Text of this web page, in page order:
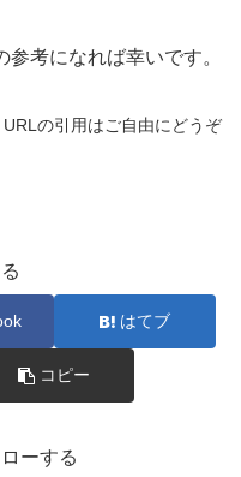
考になれば幸いです。
の引用はご自由にどうぞ
はてブ
コピー
ーする